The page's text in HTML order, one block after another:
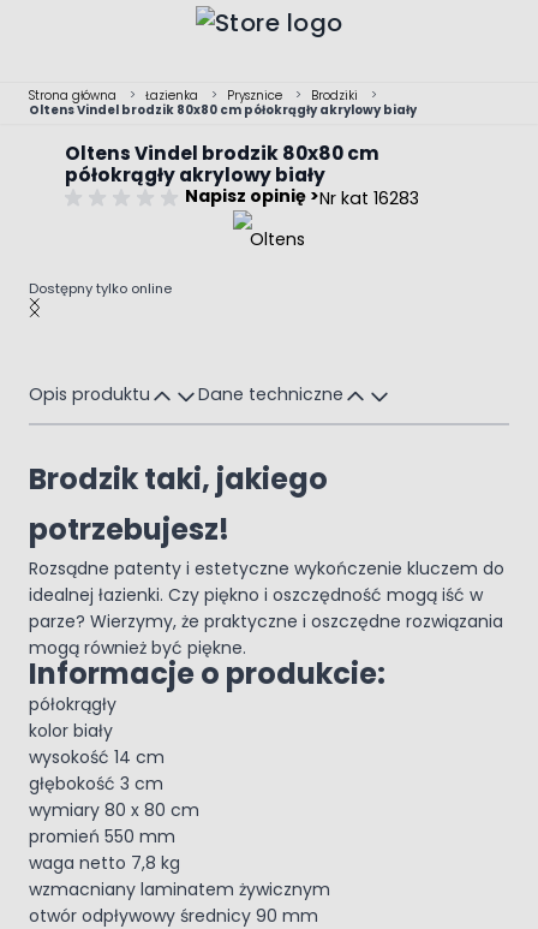
Strona główna > Łazienka > Prysznice > Brodziki
>
Oltens Vindel brodzik 80x80 cm półokrągły akrylowy biały
Oltens Vindel brodzik 80x80 cm
półokrągły akrylowy biały
Napisz opinię >Nr kat 16283
Dostępny tylko online
Main image
Click to view image in fullscreen
Opis produktu Dane techniczne
Brodzik taki, jakiego
potrzebujesz!
Rozsądne patenty i estetyczne wykończenie kluczem do
idealnej łazienki. Czy piękno i oszczędność mogą iść w
parze? Wierzymy, że praktyczne i oszczędne rozwiązania
mogą również być piękne.
Informacje o produkcie:
półokrągły
kolor biały
wysokość 14 cm
głębokość 3 cm
wymiary 80 x 80 cm
promień 550 mm
waga netto 7,8 kg
wzmacniany laminatem żywicznym
otwór odpływowy średnicy 90 mm